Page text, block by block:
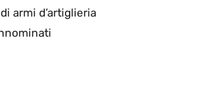
armi d’artiglieria